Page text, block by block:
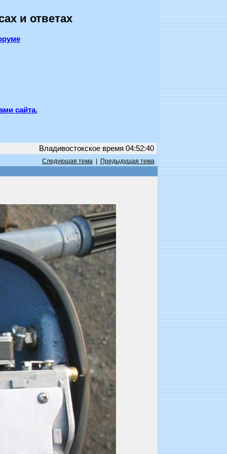
и ответах
сайта.
Владивостокское время 04:52:40
Следующая тема| Предыдущая тема